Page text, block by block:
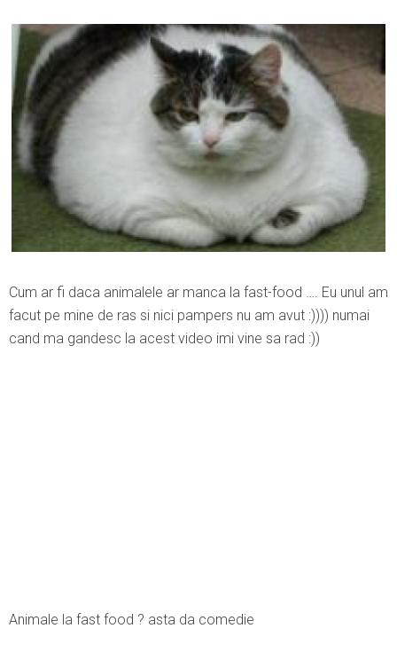
Cum ar fi daca animalele ar manca la fast-food …. Eu unul am
facut pe mine de ras si nici pampers nu am avut :)))) numai
cand ma gandesc la acest video imi vine sa rad :))
Animale la fast food ? asta da comedie